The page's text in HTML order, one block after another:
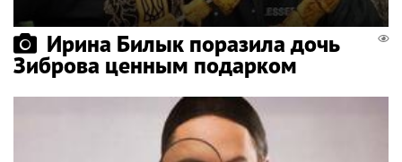
Ирина Билык поразила дочь
Зиброва ценным подарком